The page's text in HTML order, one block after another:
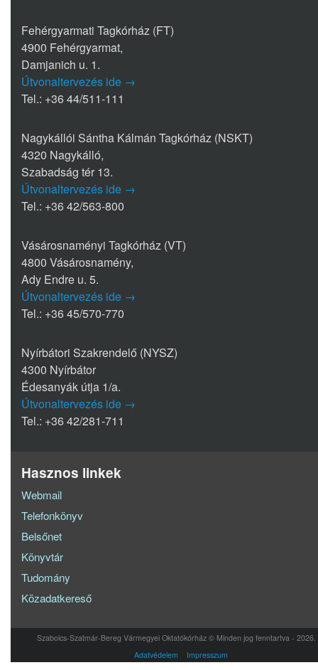
Fehérgyarmati Tagkórház (FT)
4900 Fehérgyarmat,
Damjanich u. 1.
Útvonaltervezés ide →
Tel.: +36 44/511-111
Nagykállói Sántha Kálmán Tagkórház (NSKT)
4320 Nagykálló,
Szabadság tér 13.
Útvonaltervezés ide →
Tel.: +36 42/563-800
Vásárosnaményi Tagkórház (VT)
4800 Vásárosnamény,
Ady Endre u. 5.
Útvonaltervezés ide →
Tel.: +36 45/570-770
Nyírbátori Szakrendelő (NYSZ)
4300 Nyírbátor
Édesanyák útja 1/a.
Útvonaltervezés ide →
Tel.: +36 42/281-711
Hasznos linkek
Webmail
Telefonkönyv
Belsőnet
Könyvtár
Tudomány
Közadatkereső
Szabolcs-Szatmár-Bereg Vármegyei Oktatókórház © Minden jog fenntartva - 2026.
Adatvédelem
Impresszum